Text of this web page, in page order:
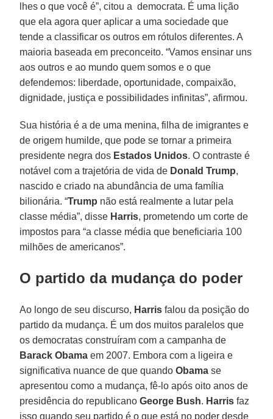
lhes o que você é”, citou a democrata. É uma lição
que ela agora quer aplicar a uma sociedade que
tende a classificar os outros em rótulos diferentes. A
maioria baseada em preconceito. “Vamos ensinar uns
aos outros e ao mundo quem somos e o que
defendemos: liberdade, oportunidade, compaixão,
dignidade, justiça e possibilidades infinitas”, afirmou.
Sua história é a de uma menina, filha de imigrantes e
de origem humilde, que pode se tornar a primeira
presidente negra dos Estados Unidos. O contraste é
notável com a trajetória de vida de Donald Trump,
nascido e criado na abundância de uma família
bilionária. “Trump não está realmente a lutar pela
classe média”, disse Harris, prometendo um corte de
impostos para “a classe média que beneficiaria 100
milhões de americanos”.
O partido da mudança do poder
Ao longo de seu discurso, Harris falou da posição do
partido da mudança. É um dos muitos paralelos que
os democratas construíram com a campanha de
Barack Obama em 2007. Embora com a ligeira e
significativa nuance de que quandoObama se
apresentou como a mudança, fê-lo após oito anos de
presidência do republicanoGeorge Bush. Harris faz
isso quando seu partido é o que está no poder desde